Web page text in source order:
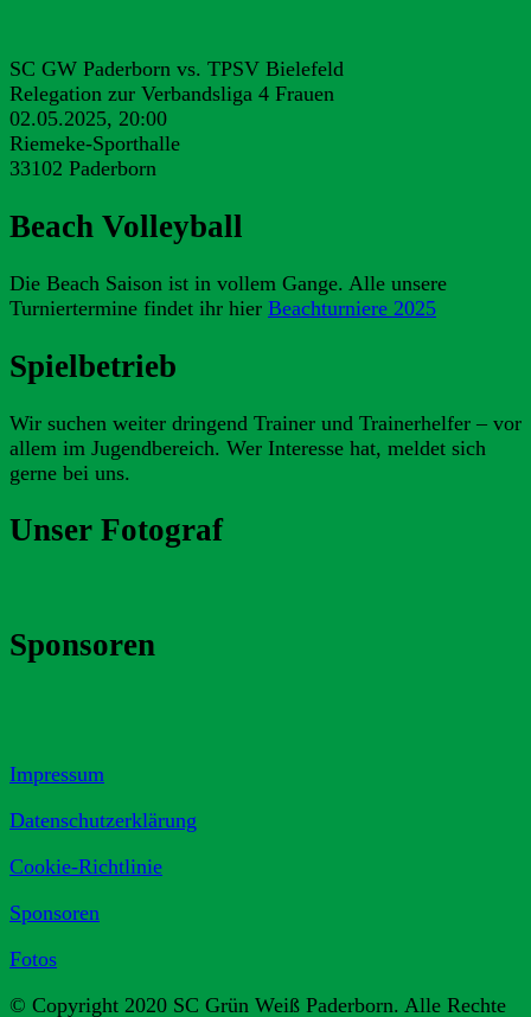
SC GW Paderborn vs. TPSV Bielefeld
Relegation zur Verbandsliga 4 Frauen
02.05.2025, 20:00
Riemeke-Sporthalle
33102 Paderborn
Beach Volleyball
Die Beach Saison ist in vollem Gange. Alle unsere
Turniertermine findet ihr hier Beachturniere 2025
Spielbetrieb
Wir suchen weiter dringend Trainer und Trainerhelfer – vor
allem im Jugendbereich. Wer Interesse hat, meldet sich
gerne bei uns.
Unser Fotograf
Sponsoren
Impressum
Datenschutzerklärung
Cookie-Richtlinie
Sponsoren
Fotos
© Copyright 2020 SC Grün Weiß Paderborn. Alle Rechte